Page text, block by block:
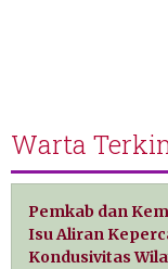
Warta
Pemkab dan
Isu Aliran
Kondusivitas